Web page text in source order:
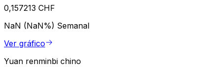
0,157213 CHF
NaN (NaN%) Semanal
Ver gráfico
Yuan renminbi chino